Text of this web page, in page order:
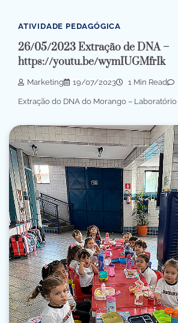
ATIVIDADE PEDAGÓGICA
26/05/2023 Extração de DNA –
https://youtu.be/wymIUGMfrIk
Marketing 19/07/2023 1 Min Read
Extração do DNA do Morango – Laboratório